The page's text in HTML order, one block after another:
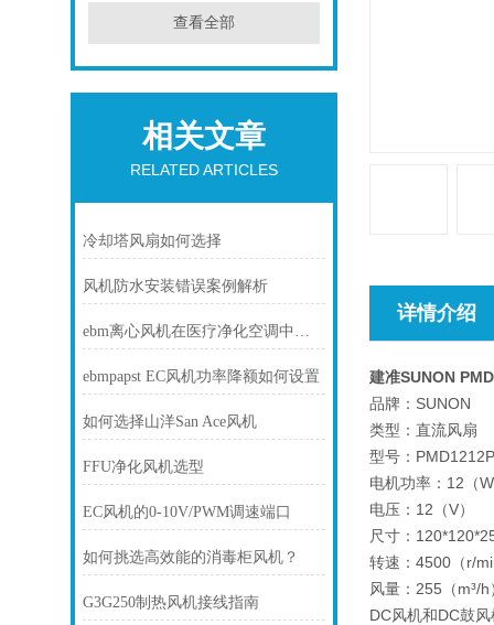
查看全部
相关文章
RELATED ARTICLES
冷却塔风扇如何选择
风机防水安装错误案例解析
ebm离心风机在医疗净化空调中的静音与洁净优势
ebmpapst EC风机功率降额如何设置
如何选择山洋San Ace风机
FFU净化风机选型
EC风机的0-10V/PWM调速端口
如何挑选高效能的消毒柜风机？
G3G250制热风机接线指南
详情介绍
建准SUNON
品牌：SUNON
类型：直流风扇
型号：
电机功率：12（
电压：12（V）
尺寸：
转速：4500（r/
风量：255（m³/h
DC风机和DC鼓